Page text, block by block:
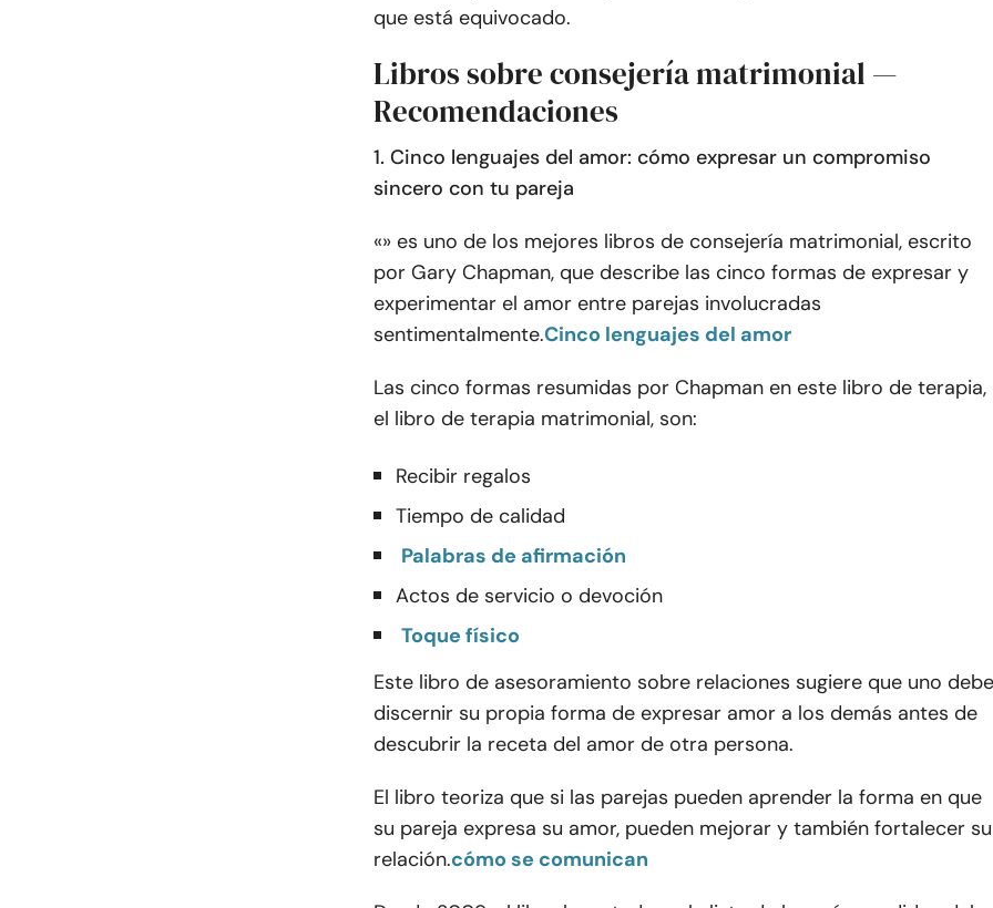
que está equivocado.
Libros sobre consejería matrimonial —
Recomendaciones
1. Cinco lenguajes del amor: cómo expresar un compromiso
sincero con tu pareja
«» es uno de los mejores libros de consejería matrimonial, escrito
por Gary Chapman, que describe las cinco formas de expresar y
experimentar el amor entre parejas involucradas
sentimentalmente.Cinco lenguajes del amor
Las cinco formas resumidas por Chapman en este libro de terapia,
el libro de terapia matrimonial, son:
Recibir regalos
Tiempo de calidad
Palabras de afirmación
Actos de servicio o devoción
Toque físico
Este libro de asesoramiento sobre relaciones sugiere que uno debe
discernir su propia forma de expresar amor a los demás antes de
descubrir la receta del amor de otra persona.
El libro teoriza que si las parejas pueden aprender la forma en que
su pareja expresa su amor, pueden mejorar y también fortalecer su
relación.cómo se comunican